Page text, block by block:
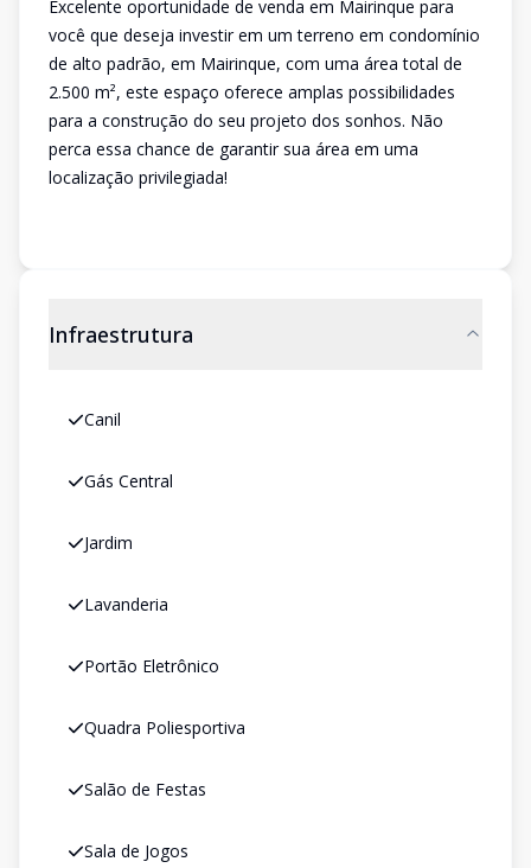
Excelente oportunidade de venda em Mairinque para
você que deseja investir em um terreno em condomínio
de alto padrão, em Mairinque, com uma área total de
2.500 m², este espaço oferece amplas possibilidades
para a construção do seu projeto dos sonhos. Não
perca essa chance de garantir sua área em uma
localização privilegiada!
Infraestrutura
Canil
Gás Central
Jardim
Lavanderia
Portão Eletrônico
Quadra Poliesportiva
Salão de Festas
Sala de Jogos